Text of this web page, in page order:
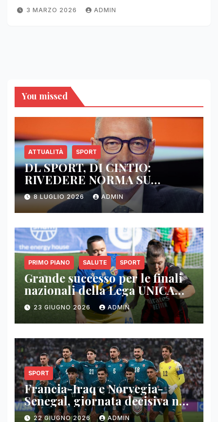
3 MARZO 2026 ADMIN
You missed
ATTUALITÀ SPORT
DL SPORT, DI CINTIO:
RIVEDERE NORMA SU
SPOSTAMENTO RISORSE 1%,
NON EQUA
8 LUGLIO 2026 ADMIN
PRIMO PIANO SALUTE SPORT
Grande successo per le finali
nazionali della Lega UNICA
Snam: tre giorni di sport,
inclusione e condivisione
23 GIUGNO 2026 ADMIN
SPORT
Francia-Iraq e Norvegia-
Senegal, giornata decisiva nel
gruppo I
22 GIUGNO 2026 ADMIN